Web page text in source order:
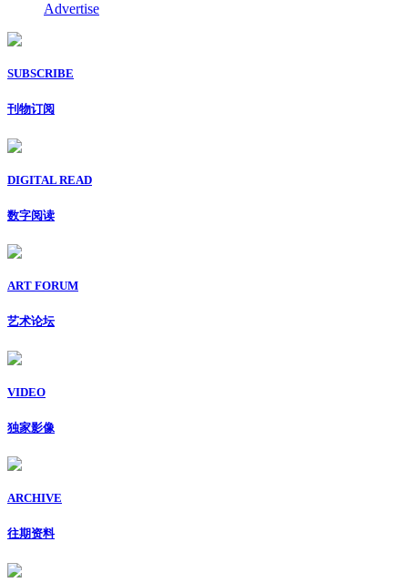
Advertise
SUBSCRIBE
刊物订阅
DIGITAL READ
数字阅读
ART FORUM
艺术论坛
VIDEO
独家影像
ARCHIVE
往期资料